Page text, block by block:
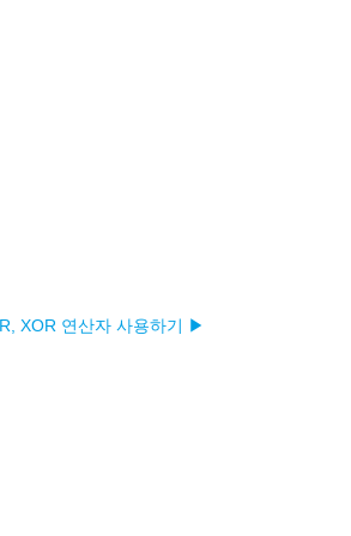
XOR 연산자 사용하기 ▶︎